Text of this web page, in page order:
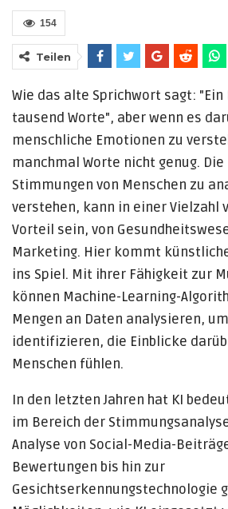
154
Teilen
Wie das alte Sprichwort sagt:
tausend Worte", aber wenn es
menschliche Emotionen zu
manchmal Worte nicht genug.
Stimmungen von Menschen zu
verstehen, kann in einer Vielzahl
Vorteil sein, von
Marketing. Hier kommt
ins Spiel. Mit ihrer Fähigkeit zur
können Machine-Learning-
Mengen an Daten analysieren,
identifizieren, die Einblicke
Menschen fühlen.
In den letzten Jahren hat KI
im Bereich der
Analyse von Social-Media-
Bewertungen bis hin zur
Gesichtserkennungstechnologie